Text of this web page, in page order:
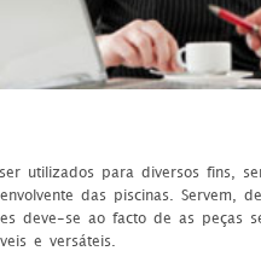
utilizados para diversos fins,
das piscinas. Servem,
deve-se ao facto de as peças
e versáteis.